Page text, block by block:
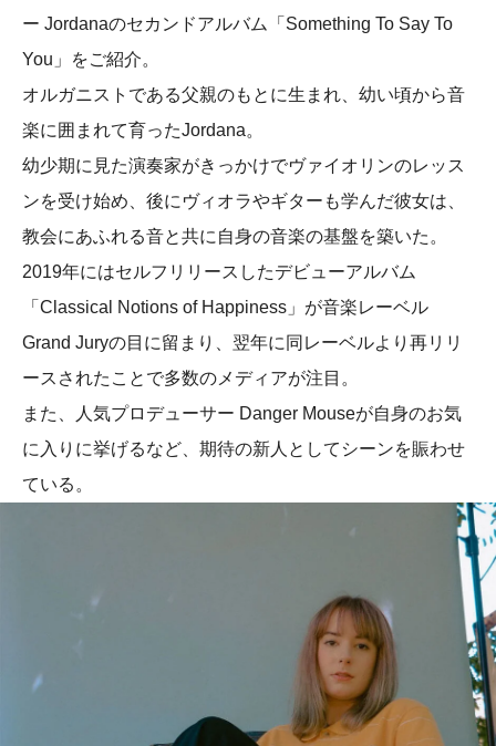
ー Jordanaのセカンドアルバム「Something To Say To
You」をご紹介。
オルガニストである父親のもとに生まれ、幼い頃から音
楽に囲まれて育ったJordana。
幼少期に見た演奏家がきっかけでヴァイオリンのレッス
ンを受け始め、後にヴィオラやギターも学んだ彼女は、
教会にあふれる音と共に自身の音楽の基盤を築いた。
2019年にはセルフリリースしたデビューアルバム
「Classical Notions of Happiness」が音楽レーベル
Grand Juryの目に留まり、翌年に同レーベルより再リリ
ースされたことで多数のメディアが注目。
また、人気プロデューサー Danger Mouseが自身のお気
に入りに挙げるなど、期待の新人としてシーンを賑わせ
ている。